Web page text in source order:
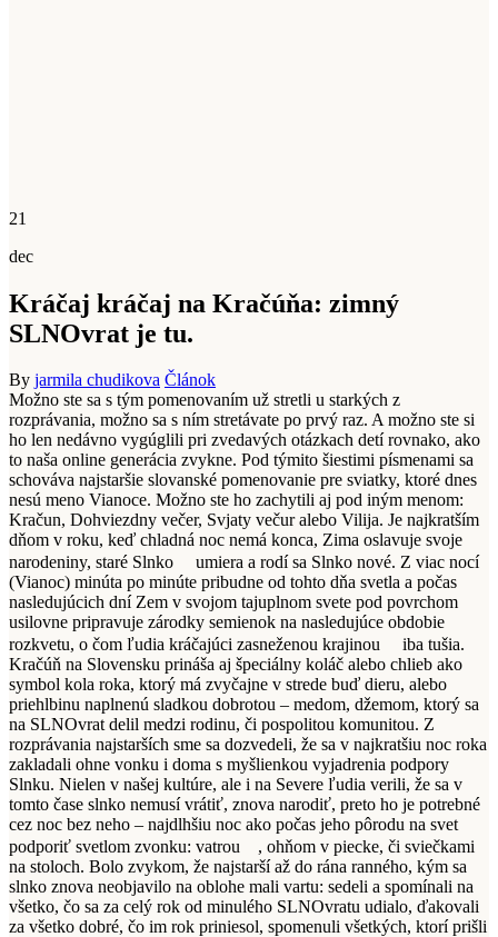
21
dec
Kráčaj kráčaj na Kračúňa: zimný
SLNOvrat je tu.
By jarmila chudikova Článok
Možno ste sa s tým pomenovaním už stretli u starkých z
rozprávania, možno sa s ním stretávate po prvý raz. A možno ste si
ho len nedávno vygúglili pri zvedavých otázkach detí rovnako, ako
to naša online generácia zvykne. Pod týmito šiestimi písmenami sa
schováva najstaršie slovanské pomenovanie pre sviatky, ktoré dnes
nesú meno Vianoce. Možno ste ho zachytili aj pod iným menom:
Kračun, Dohviezdny večer, Svjaty večur alebo Vilija. Je najkratším
dňom v roku, keď chladná noc nemá konca, Zima oslavuje svoje
narodeniny, staré Slnko
umiera a rodí sa Slnko nové. Z viac nocí
(Vianoc) minúta po minúte pribudne od tohto dňa svetla a počas
nasledujúcich dní Zem v svojom tajuplnom svete pod povrchom
usilovne pripravuje zárodky semienok na nasledujúce obdobie
rozkvetu, o čom ľudia kráčajúci zasneženou krajinou
iba tušia.
Kračúň na Slovensku prináša aj špeciálny koláč alebo chlieb ako
symbol kola roka, ktorý má zvyčajne v strede buď dieru, alebo
priehlbinu naplnenú sladkou dobrotou – medom, džemom, ktorý sa
na SLNOvrat delil medzi rodinu, či pospolitou komunitou. Z
rozprávania najstarších sme sa dozvedeli, že sa v najkratšiu noc roka
zakladali ohne vonku i doma s myšlienkou vyjadrenia podpory
Slnku. Nielen v našej kultúre, ale i na Severe ľudia verili, že sa v
tomto čase slnko nemusí vrátiť, znova narodiť, preto ho je potrebné
cez noc bez neho – najdlhšiu noc ako počas jeho pôrodu na svet
podporiť svetlom zvonku: vatrou
, ohňom v piecke, či sviečkami
na stoloch. Bolo zvykom, že najstarší až do rána ranného, kým sa
slnko znova neobjavilo na oblohe mali vartu: sedeli a spomínali na
všetko, čo sa za celý rok od minulého SLNOvratu udialo, ďakovali
za všetko dobré, čo im rok priniesol, spomenuli všetkých, ktorí prišli